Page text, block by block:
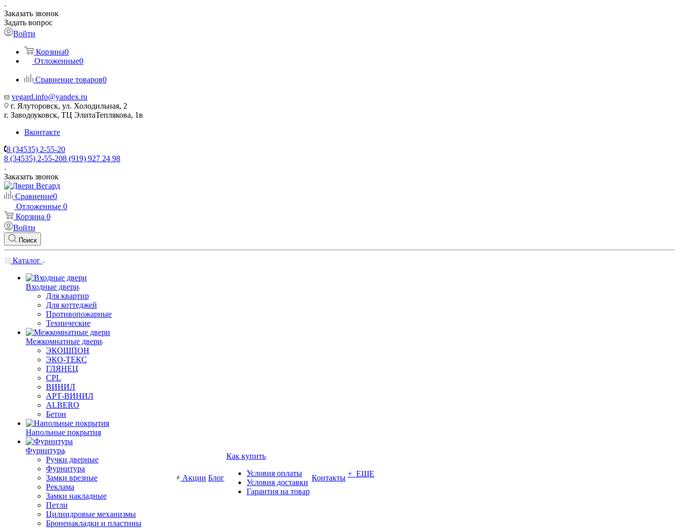
Заказать звонок
Задать вопрос
Войти
Корзина0
Отложенные0
Сравнение товаров0
vegard.info@yandex.ru
г. Ялуторовск, ул. Холодильная, 2
г. Заводоуковск, ​ТЦ Элита​Теплякова, 1в
Вконтакте
8 (34535) 2-55-20
8 (34535) 2-55-208 (919) 927 24 98
Заказать звонок
Сравнение0
Отложенные 0
Корзина 0
Войти
Поиск
Каталог
Входные двери
Для квартир
Для коттеджей
Противопожарные
Технические
Межкомнатные двери
ЭКОШПОН
ЭКО-ТЕКС
ГЛЯНЕЦ
CPL
ВИНИЛ
АРТ-ВИНИЛ
ALBERO
Бетон
Напольные покрытия
Фурнитура
Ручки дверные
Фурнитура
Замки врезные
Реклама
Замки накладные
Петли
Цилиндровые механизмы
Броненакладки и пластины
Акции Блог
Как купить
Условия оплаты
Условия доставки
Гарантия на товар
Контакты + ЕЩЕ